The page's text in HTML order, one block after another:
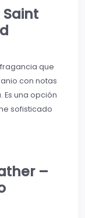
Saint
fragancia que
con notas
Es una opción
sofisticado
–